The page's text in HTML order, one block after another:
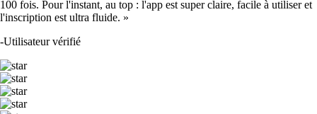
100 fois. Pour l'instant, au top : l'app est super claire, facile à utiliser et
l'inscription est ultra fluide. »
-Utilisateur vérifié